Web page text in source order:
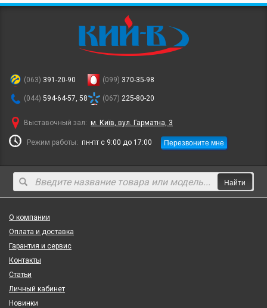
(063) 391-20-90
(044) 594-64-57, 58
(099) 370-35-98
(067) 225-80-20
Выставочный зал: м. Київ, вул. Гарматна, 3
Режим работы: пн-пт с 9:00 до 17:00 Перезвоните мне
Найти
О компании
Оплата и доставка
Гарантия и сервис
Контакты
Статьи
Личный кабинет
Новинки